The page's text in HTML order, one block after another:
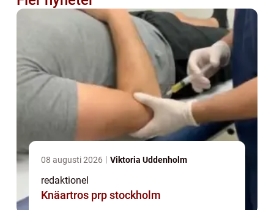
08 augusti 2026 Viktoria Uddenholm
redaktionel
Knäartros prp stockholm